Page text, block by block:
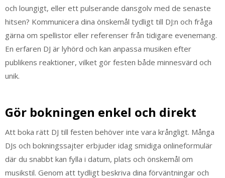
och loungigt, eller ett pulserande dansgolv med de senaste
hitsen? Kommunicera dina önskemål tydligt till DJ:n och fråga
gärna om spellistor eller referenser från tidigare evenemang.
En erfaren DJ är lyhörd och kan anpassa musiken efter
publikens reaktioner, vilket gör festen både minnesvärd och
unik.
Gör bokningen enkel och direkt
Att boka rätt DJ till festen behöver inte vara krångligt. Många
DJs och bokningssajter erbjuder idag smidiga onlineformulär
där du snabbt kan fylla i datum, plats och önskemål om
musikstil. Genom att tydligt beskriva dina förväntningar och